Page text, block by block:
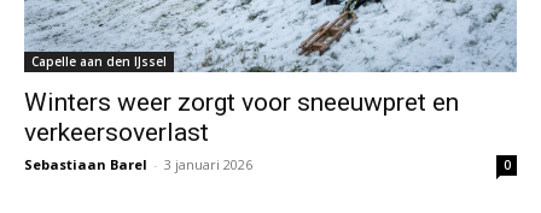
Capelle aan den IJssel
Winters weer zorgt voor sneeuwpret en
verkeersoverlast
Sebastiaan Barel - 3 januari 2026 0